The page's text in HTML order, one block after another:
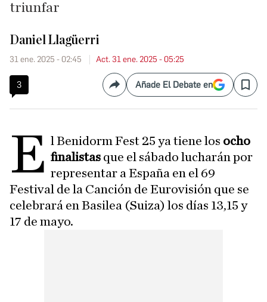
triunfar
Daniel Llagüerri
31 ene. 2025 - 02:45 Act. 31 ene. 2025 - 05:25
3 CompartirAñade El Debate en Save
E l Benidorm Fest 25 ya tiene los ocho
finalistas que el sábado lucharán por
representar a España en el 69
Festival de la Canción de Eurovisión que se
celebrará en Basilea (Suiza) los días 13,15 y
17 de mayo.